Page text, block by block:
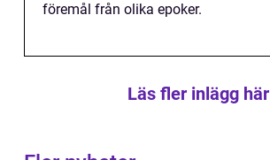
föremål från olika epoker.
Läs fler inlägg här